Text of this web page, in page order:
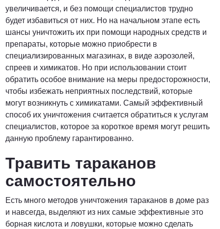
увеличивается, и без помощи специалистов трудно
будет избавиться от них. Но на начальном этапе есть
шансы уничтожить их при помощи народных средств и
препараты, которые можно приобрести в
специализированных магазинах, в виде аэрозолей,
спреев и химикатов. Но при использовании стоит
обратить особое внимание на меры предосторожности,
чтобы избежать неприятных последствий, которые
могут возникнуть с химикатами. Самый эффективный
способ их уничтожения считается обратиться к услугам
специалистов, которое за короткое время могут решить
данную проблему гарантированно.
Травить тараканов
самостоятельно
Есть много методов уничтожения тараканов в доме раз
и навсегда, выделяют из них самые эффективные это
борная кислота и ловушки, которые можно сделать